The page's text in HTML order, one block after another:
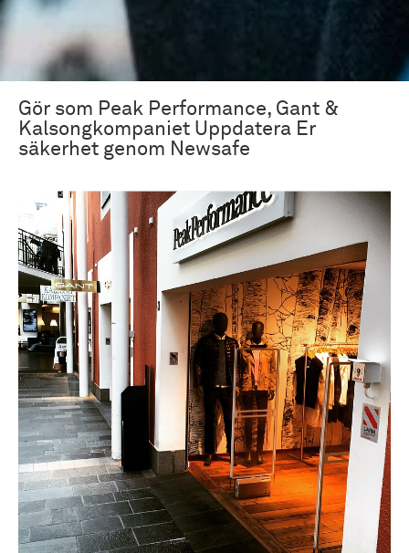
Gör som Peak Performance, Gant &
Kalsongkompaniet Uppdatera Er
säkerhet genom Newsafe